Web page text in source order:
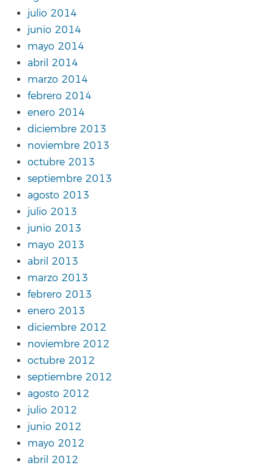
julio 2014
junio 2014
mayo 2014
abril 2014
marzo 2014
febrero 2014
enero 2014
diciembre 2013
noviembre 2013
octubre 2013
septiembre 2013
agosto 2013
julio 2013
junio 2013
mayo 2013
abril 2013
marzo 2013
febrero 2013
enero 2013
diciembre 2012
noviembre 2012
octubre 2012
septiembre 2012
agosto 2012
julio 2012
junio 2012
mayo 2012
abril 2012